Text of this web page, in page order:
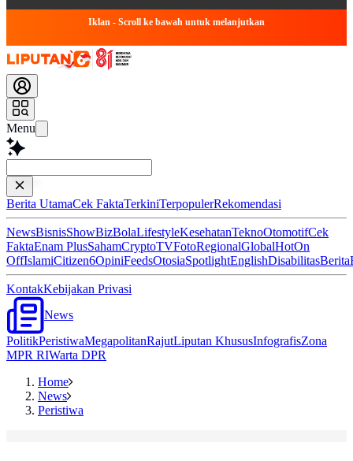
Iklan - Scroll ke bawah untuk melanjutkan
Menu
Baca lebih ce
Berita UtamaCek FaktaTerkiniTerpopulerRekomendasi
NewsBisnisShowBizBolaLifestyleKesehatanTeknoOtomotifCek
FaktaEnam PlusSahamCryptoTVFotoRegionalGlobalHotOn
OffIslamiCitizen6OpiniFeedsOtosiaSpotlightEnglishDisabilitasBerita
KontakKebijakan Privasi
News
PolitikPeristiwaMegapolitanRajutLiputan KhususInfografisZona
MPR RIWarta DPR
Home
News
Peristiwa